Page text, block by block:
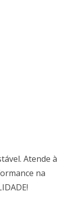
Atende à
na